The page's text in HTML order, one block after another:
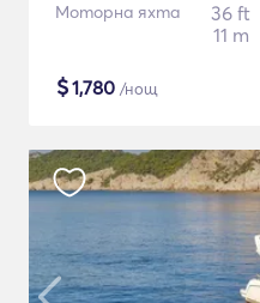
Моторна яхта
36 ft
11 m
$1,780 /нощ